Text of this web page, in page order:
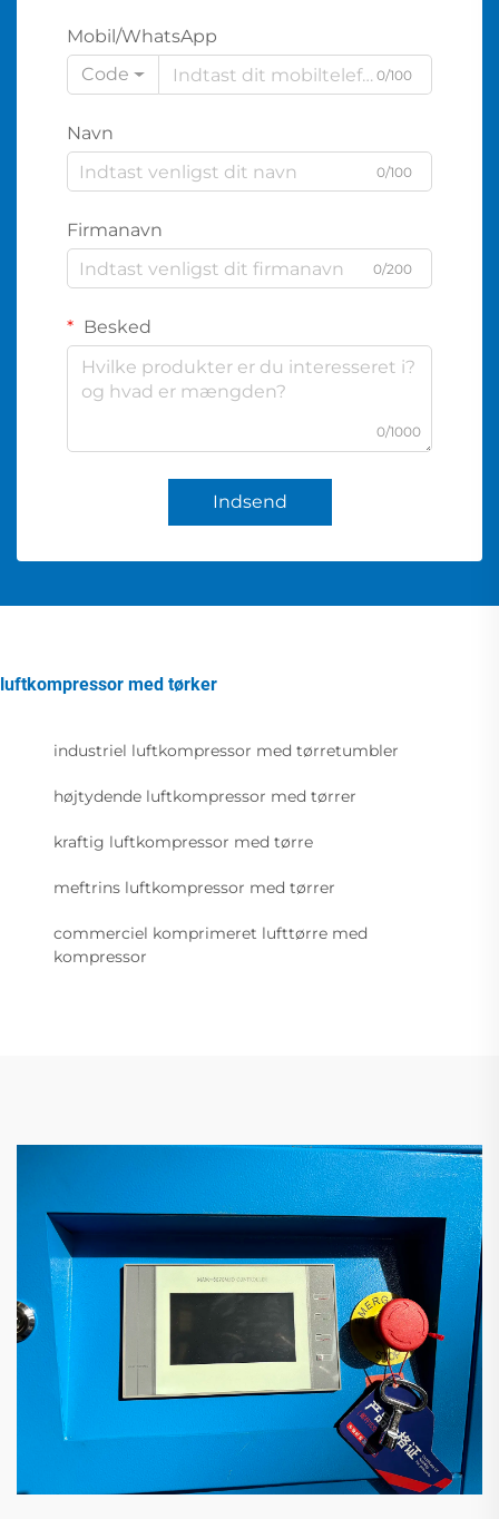
Mobil/WhatsApp
Code
0/100
Navn
0/100
Firmanavn
0/200
Besked
0/1000
Indsend
luftkompressor med tørker
industriel luftkompressor med tørretumbler
højtydende luftkompressor med tørrer
kraftig luftkompressor med tørre
meftrins luftkompressor med tørrer
commerciel komprimeret lufttørre med
kompressor